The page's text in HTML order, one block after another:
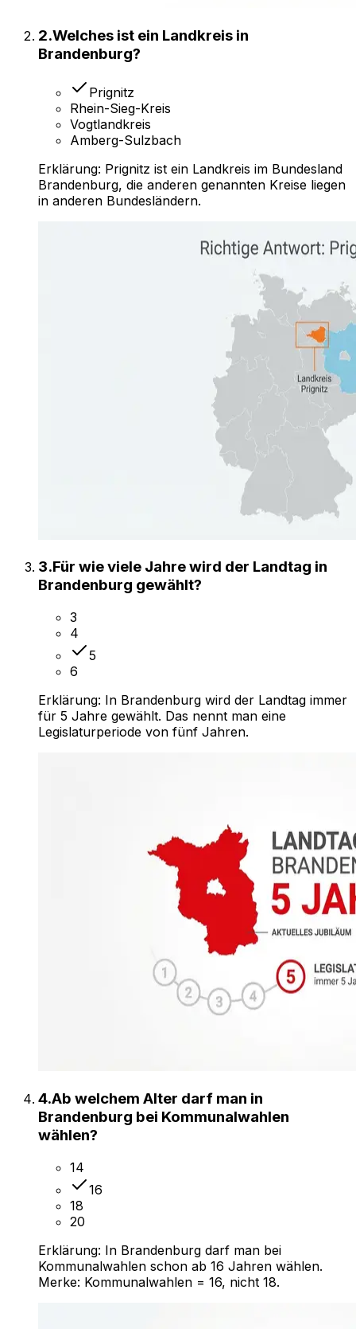
2.Welches ist ein Landkreis in
Brandenburg?
Prignitz
Rhein-Sieg-Kreis
Vogtlandkreis
Amberg-Sulzbach
Erklärung: Prignitz ist ein Landkreis im Bundesland
Brandenburg, die anderen genannten Kreise liegen
in anderen Bundesländern.
3.Für wie viele Jahre wird der Landtag in
Brandenburg gewählt?
3
4
5
6
Erklärung: In Brandenburg wird der Landtag immer
für 5 Jahre gewählt. Das nennt man eine
Legislaturperiode von fünf Jahren.
4.Ab welchem Alter darf man in
Brandenburg bei Kommunalwahlen
wählen?
14
16
18
20
Erklärung: In Brandenburg darf man bei
Kommunalwahlen schon ab 16 Jahren wählen.
Merke: Kommunalwahlen = 16, nicht 18.